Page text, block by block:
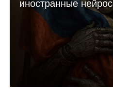
иностранные